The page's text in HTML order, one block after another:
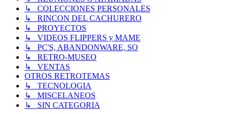
↳ COLECCIONES PERSONALES
↳ RINCON DEL CACHURERO
↳ PROYECTOS
↳ VIDEOS FLIPPERS y MAME
↳ PC'S, ABANDONWARE, SO
↳ RETRO-MUSEO
↳ VENTAS
OTROS RETROTEMAS
↳ TECNOLOGIA
↳ MISCELANEOS
↳ SIN CATEGORIA